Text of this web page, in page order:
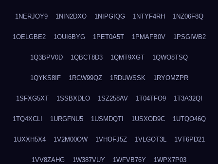
1NERJOY9 1NIN2DXO 1NIPGIQG 1NTYF4RH 1NZ06F8Q
1OELGBE2 1OUI6BYG 1PET0A5T 1PMAFB0V 1PSGIWB2
1Q3BPV0D 1QBCT8D3 1QMT9XGT 1QWO8TSQ
1QYKS8IF 1RCW99QZ 1RDUWSSK 1RYOMZPR
1SFXG5XT 1SSBXDLO 1SZ258AV 1T04TFO9 1T3A32QI
1TQ4XCLI 1URGFNU5 1USMDQTI 1USXOD9C 1UTQO46Q
1UXXH5X4 1V2M00OW 1VHOFJ5Z 1VLGOT3L 1VT6PD21
1VV8ZAHG 1W387VUY 1WFVB76Y 1WPX7P03